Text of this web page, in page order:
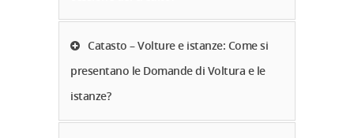
Catasto – Volture e istanze: Come si
presentano le Domande di Voltura e le
istanze?